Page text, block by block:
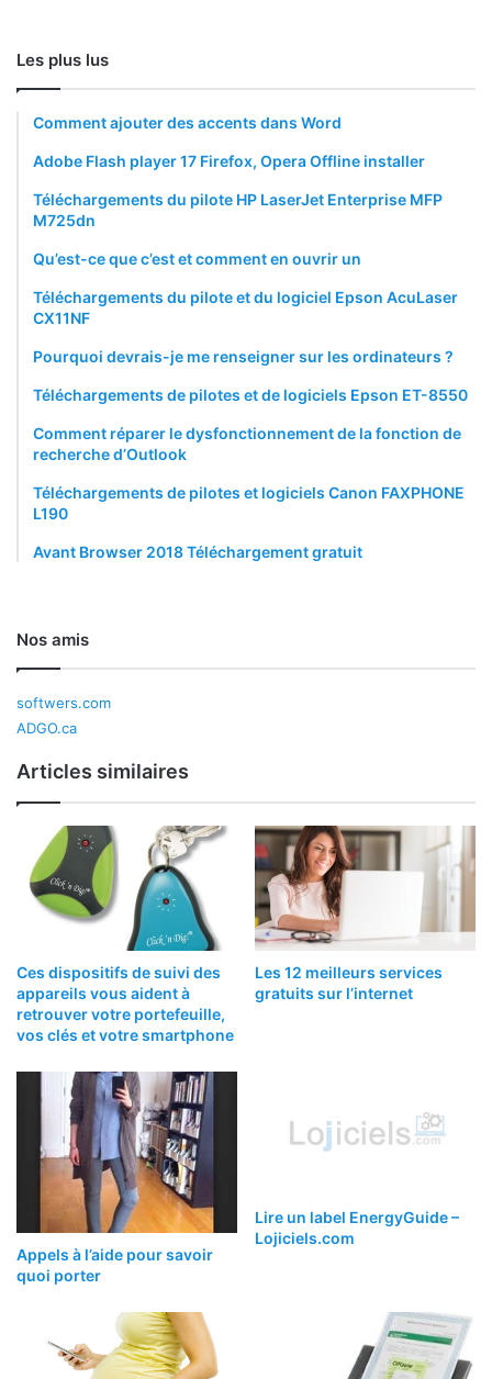
Les plus lus
Comment ajouter des accents dans Word
Adobe Flash player 17 Firefox, Opera Offline installer
Téléchargements du pilote HP LaserJet Enterprise MFP
M725dn
Qu’est-ce que c’est et comment en ouvrir un
Téléchargements du pilote et du logiciel Epson AcuLaser
CX11NF
Pourquoi devrais-je me renseigner sur les ordinateurs ?
Téléchargements de pilotes et de logiciels Epson ET-8550
Comment réparer le dysfonctionnement de la fonction de
recherche d’Outlook
Téléchargements de pilotes et logiciels Canon FAXPHONE
L190
Avant Browser 2018 Téléchargement gratuit
Nos amis
softwers.com
ADGO.ca
Articles similaires
Ces dispositifs de suivi des
appareils vous aident à
retrouver votre portefeuille,
vos clés et votre smartphone
Les 12 meilleurs services
gratuits sur l’internet
Appels à l’aide pour savoir
quoi porter
Lire un label EnergyGuide –
Lojiciels.com